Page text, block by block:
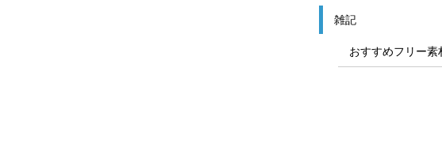
雑記
おすすめフリー素